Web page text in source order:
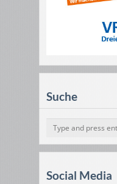
Suche
Social Media